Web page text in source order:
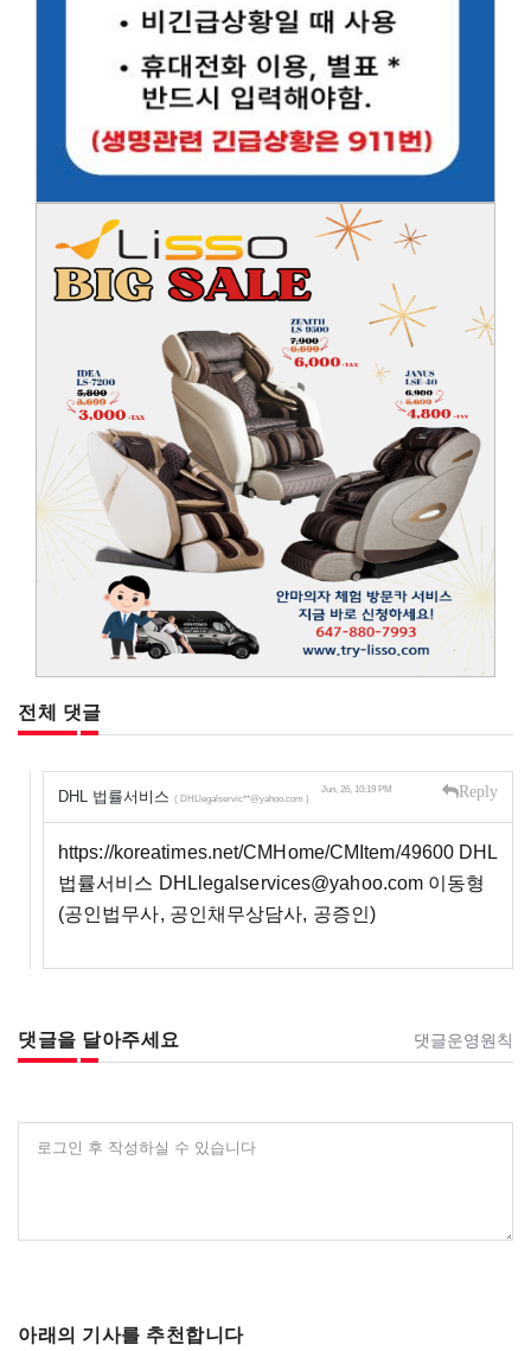
전체 댓글
DHL 법률서비스 ( DHLlegalservic**@yahoo.com )
Jun, 26, 10:19 PM Reply
https://koreatimes.net/CMHome/CMItem/49600 DHL
법률서비스 DHLlegalservices@yahoo.com 이동형
(공인법무사, 공인채무상담사, 공증인)
댓글을 달아주세요 댓글운영원칙
로그인 후 작성하실 수 있습니다
아래의 기사를 추천합니다